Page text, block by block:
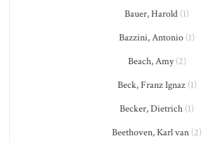
Bauer, Harold (1)
Bazzini, Antonio (1)
Beach, Amy(2)
Beck, Franz Ignaz(1)
Becker, Dietrich (1)
Beethoven, Karl van (2)